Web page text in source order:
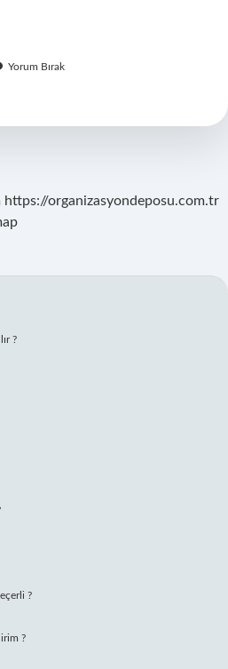
Yorum Bırak
https://organizasyondeposu.com.tr
?
?
?